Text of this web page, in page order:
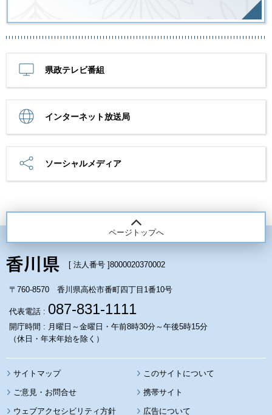
県政テレビ番組
インターネット放送局
ソーシャルメディア
ページトップへ
[ 法人番号 ]8000020370002
〒760-8570 香川県高松市番町四丁目1番10号
代表電話 : 087-831-1111
開庁時間 : 月曜日～金曜日・午前8時30分～午後5時15分
（休日・年末年始を除く）
サイトマップ このサイトについて
携帯サイト
ウェブアクセシビリティ方針 広告について